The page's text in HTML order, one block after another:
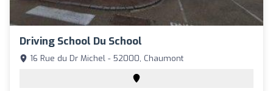
Driving School Du School
16 Rue du Dr Michel - 52000, Chaumont